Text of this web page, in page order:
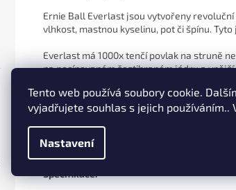
Tento web používá soubory cookie.
vyjadřujete souhlas s jejich používáním..
Nastavení
Ernie Ball Everlast jsou vytvořeny
vlhkost, mastnou kyselinu, pot či špínu.
Everlast má 1000x tenčí povlak na struně
na pocínovaném šestihraném jádru a
ostrost.
Specifikace: